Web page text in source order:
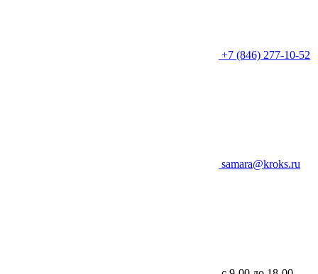
+7 (846) 277-10-52
samara@kroks.ru